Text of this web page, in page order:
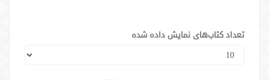
تعداد کتاب‌های نمایش داده شده